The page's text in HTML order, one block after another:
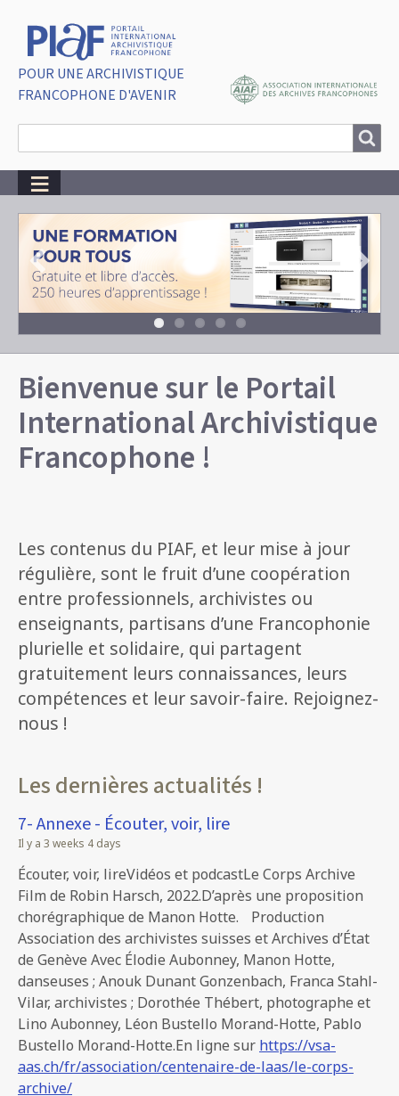
POUR UNE ARCHIVISTIQUE
FRANCOPHONE D'AVENIR
Bienvenue sur le Portail
International Archivistique
Francophone !
Les contenus du PIAF, et leur mise à jour
régulière, sont le fruit d’une coopération
entre professionnels, archivistes ou
enseignants, partisans d’une Francophonie
plurielle et solidaire, qui partagent
gratuitement leurs connaissances, leurs
compétences et leur savoir-faire. Rejoignez-
nous !
Les dernières actualités !
7- Annexe - Écouter, voir, lire
Il y a 3 weeks 4 days
Écouter, voir, lireVidéos et podcastLe Corps Archive
Film de Robin Harsch, 2022.D’après une proposition
chorégraphique de Manon Hotte. Production
Association des archivistes suisses et Archives d’État
de Genève Avec Élodie Aubonney, Manon Hotte,
danseuses ; Anouk Dunant Gonzenbach, Franca Stahl-
Vilar, archivistes ; Dorothée Thébert, photographe et
Lino Aubonney, Léon Bustello Morand-Hotte, Pablo
Bustello Morand-Hotte.En ligne sur https://vsa-
aas.ch/fr/association/centenaire-de-laas/le-corps-
archive/